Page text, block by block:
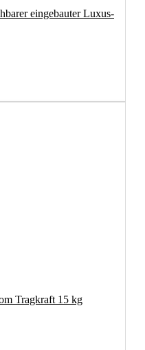
eingebauter Luxus-
Tragkraft 15 kg